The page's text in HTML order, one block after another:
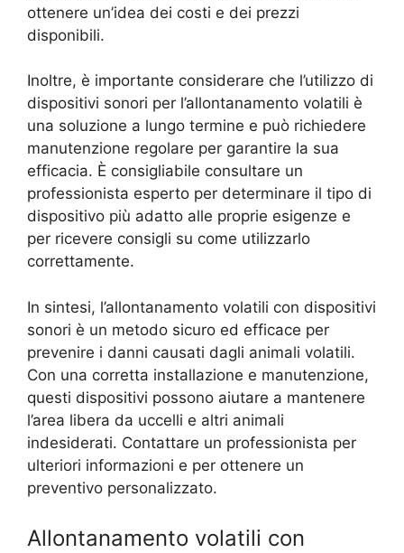
ottenere un’idea dei costi e dei prezzi
disponibili.
Inoltre, è importante considerare che l’utilizzo di
dispositivi sonori per l’allontanamento volatili è
una soluzione a lungo termine e può richiedere
manutenzione regolare per garantire la sua
efficacia. È consigliabile consultare un
professionista esperto per determinare il tipo di
dispositivo più adatto alle proprie esigenze e
per ricevere consigli su come utilizzarlo
correttamente.
In sintesi, l’allontanamento volatili con dispositivi
sonori è un metodo sicuro ed efficace per
prevenire i danni causati dagli animali volatili.
Con una corretta installazione e manutenzione,
questi dispositivi possono aiutare a mantenere
l’area libera da uccelli e altri animali
indesiderati. Contattare un professionista per
ulteriori informazioni e per ottenere un
preventivo personalizzato.
Allontanamento volatili con